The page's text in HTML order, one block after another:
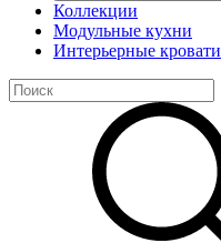
Коллекции
Модульные кухни
Интерьерные кровати